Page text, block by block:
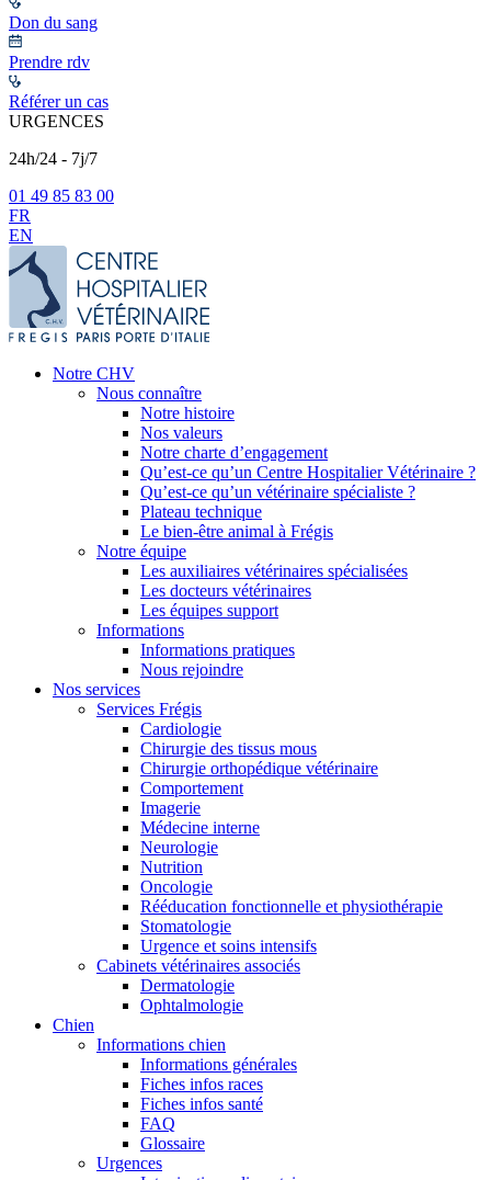
Don du sang
Prendre rdv
Référer un cas
URGENCES
24h/24 - 7j/7
01 49 85 83 00
FR
EN
Notre CHV
Nous connaître
Notre histoire
Nos valeurs
Notre charte d’engagement
Qu’est-ce qu’un Centre Hospitalier Vétérinaire ?
Qu’est-ce qu’un vétérinaire spécialiste ?
Plateau technique
Le bien-être animal à Frégis
Notre équipe
Les auxiliaires vétérinaires spécialisées
Les docteurs vétérinaires
Les équipes support
Informations
Informations pratiques
Nous rejoindre
Nos services
Services Frégis
Cardiologie
Chirurgie des tissus mous
Chirurgie orthopédique vétérinaire
Comportement
Imagerie
Médecine interne
Neurologie
Nutrition
Oncologie
Rééducation fonctionnelle et physiothérapie
Stomatologie
Urgence et soins intensifs
Cabinets vétérinaires associés
Dermatologie
Ophtalmologie
Chien
Informations chien
Informations générales
Fiches infos races
Fiches infos santé
FAQ
Glossaire
Urgences